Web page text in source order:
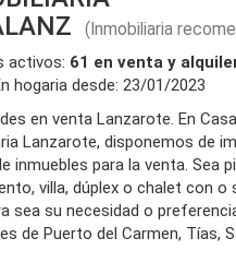
(Inmobiliaria
activos: 61 en venta y
hogaria desde: 23/01/2023
Lanzarote, disponemos de
inmuebles para la venta. Sea
villa, dúplex o chalet con o
sea su necesidad o
de Puerto del Carmen, Tías,